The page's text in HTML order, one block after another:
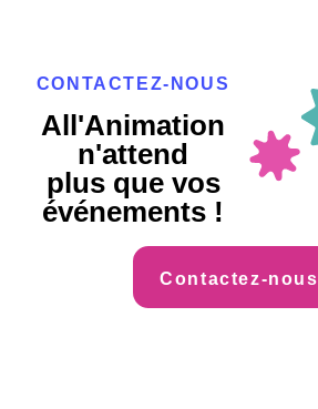
CONTACTEZ-NOUS
All'Animation
n'attend
plus que vos
événements !
Contactez-nous